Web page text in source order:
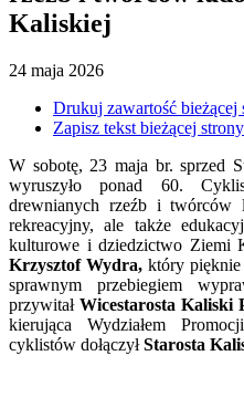
Kaliskiej
24 maja 2026
Drukuj zawartość bieżącej
Zapisz tekst bieżącej
W sobotę, 23 maja br. sprzed
wyruszyło ponad 60.
drewnianych rzeźb i
rekreacyjny, ale także
kulturowe i dziedzictwo Ziemi
Krzysztof Wydra, który pięknie
sprawnym przebiegiem
przywitał Wicestarosta Kaliski
kierująca Wydziałem
cyklistów dołączyłStarosta